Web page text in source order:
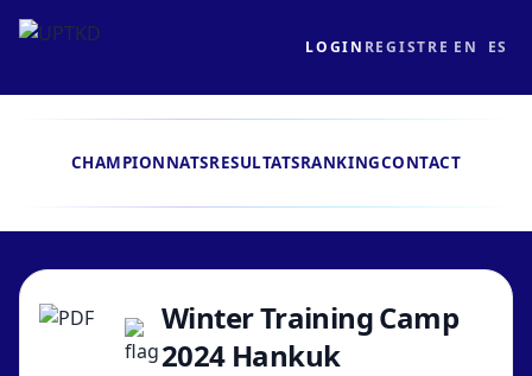
LOGIN REGISTRE EN ES
CHAMPIONNATSRESULTATSRANKINGCONTACT
Winter Training Camp
2024 Hankuk